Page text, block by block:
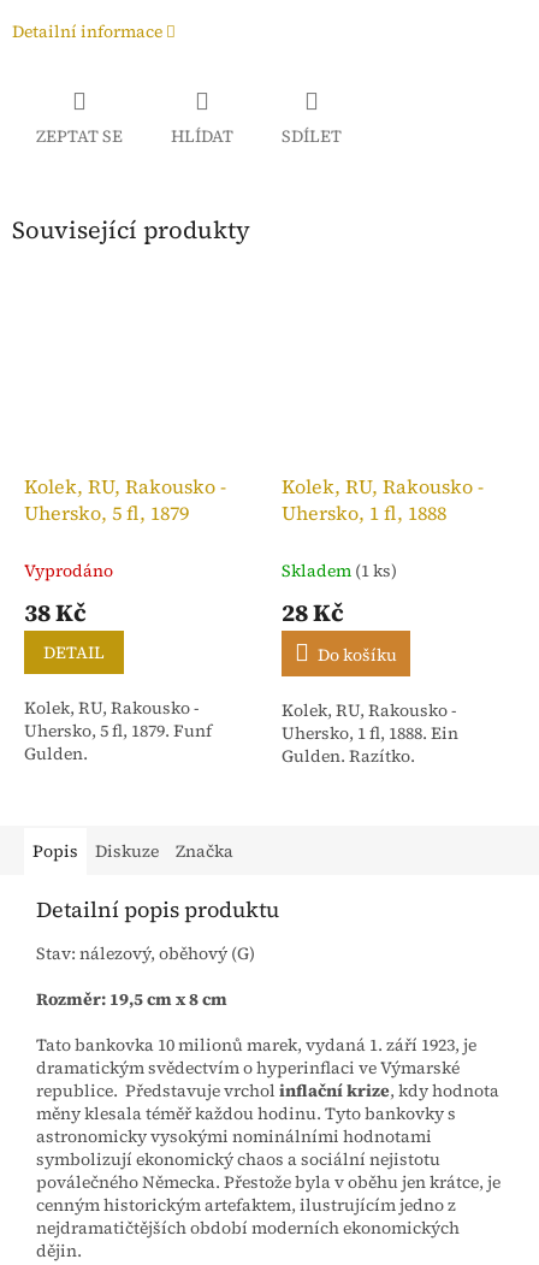
Detailní informace
ZEPTAT SE HLÍDAT SDÍLET
Související produkty
Kolek, RU, Rakousko -
Uhersko, 5 fl, 1879
Vyprodáno
38 Kč
DETAIL
Kolek, RU, Rakousko -
Uhersko, 5 fl, 1879. Funf
Gulden.
Kolek, RU, Rakousko -
Uhersko, 1 fl, 1888
Skladem (1 ks)
28 Kč
Do košíku
Kolek, RU, Rakousko -
Uhersko, 1 fl, 1888. Ein
Gulden. Razítko.
Popis Diskuze Značka
Detailní popis produktu
Stav: nálezový, oběhový (G)
Rozměr: 19,5 cm x 8 cm
Tato bankovka 10 milionů marek, vydaná 1. září 1923, je
dramatickým svědectvím o hyperinflaci ve Výmarské
republice. Představuje vrchol inflační krize, kdy hodnota
měny klesala téměř každou hodinu. Tyto bankovky s
astronomicky vysokými nominálními hodnotami
symbolizují ekonomický chaos a sociální nejistotu
poválečného Německa. Přestože byla v oběhu jen krátce, je
cenným historickým artefaktem, ilustrujícím jedno z
nejdramatičtějších období moderních ekonomických
dějin.